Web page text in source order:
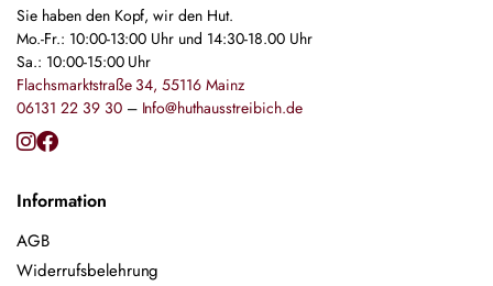
Sie haben den Kopf, wir den Hut.
Mo.-Fr.: 10:00-13:00 Uhr und 14:30-18.00 Uhr
Sa.: 10:00-15:00 Uhr
Flachsmarktstraße 34, 55116 Mainz
06131 22 39 30– Info@huthausstreibich.de
Information
AGB
Widerrufsbelehrung